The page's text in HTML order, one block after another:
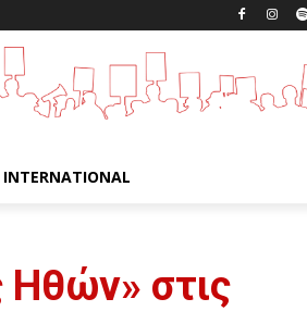
INTERNATIONAL
Ηθών» στις